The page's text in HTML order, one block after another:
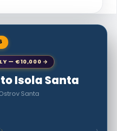
— €10,000 →
Isola Santa
Santa